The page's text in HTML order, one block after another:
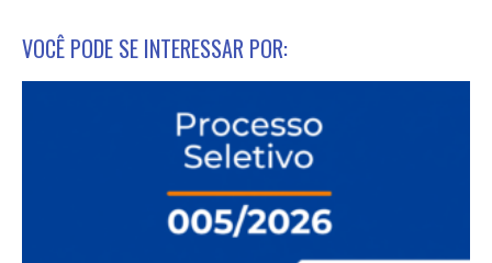
VOCÊ PODE SE INTERESSAR POR: